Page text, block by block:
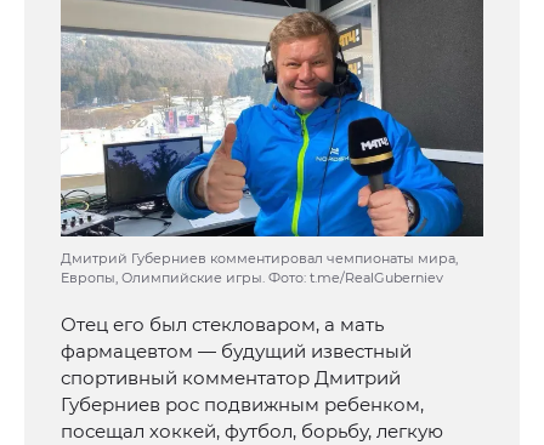
Дмитрий Губерниев комментировал чемпионаты мира,
Европы, Олимпийские игры. Фото: t.me/RealGuberniev
Отец его был стекловаром, а мать
фармацевтом — будущий известный
спортивный комментатор Дмитрий
Губерниев рос подвижным ребенком,
посещал хоккей, футбол, борьбу, легкую